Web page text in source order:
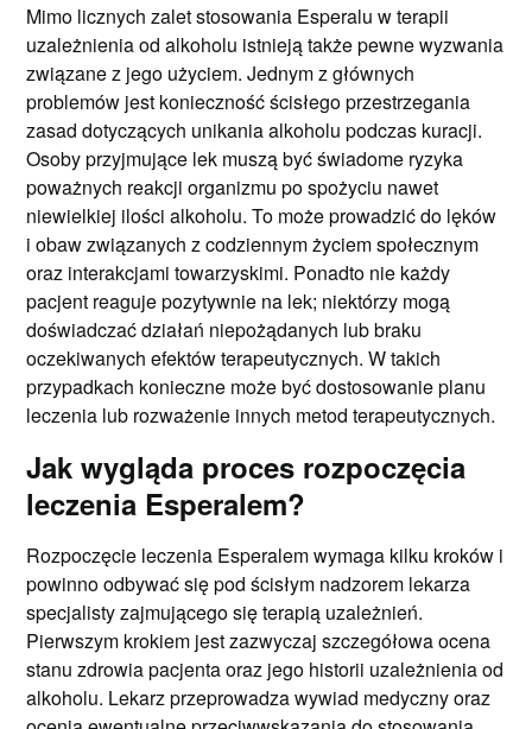
Mimo licznych zalet stosowania Esperalu w terapii
uzależnienia od alkoholu istnieją także pewne wyzwania
związane z jego użyciem. Jednym z głównych
problemów jest konieczność ścisłego przestrzegania
zasad dotyczących unikania alkoholu podczas kuracji.
Osoby przyjmujące lek muszą być świadome ryzyka
poważnych reakcji organizmu po spożyciu nawet
niewielkiej ilości alkoholu. To może prowadzić do lęków
i obaw związanych z codziennym życiem społecznym
oraz interakcjami towarzyskimi. Ponadto nie każdy
pacjent reaguje pozytywnie na lek; niektórzy mogą
doświadczać działań niepożądanych lub braku
oczekiwanych efektów terapeutycznych. W takich
przypadkach konieczne może być dostosowanie planu
leczenia lub rozważenie innych metod terapeutycznych.
Jak wygląda proces rozpoczęcia
leczenia Esperalem?
Rozpoczęcie leczenia Esperalem wymaga kilku kroków i
powinno odbywać się pod ścisłym nadzorem lekarza
specjalisty zajmującego się terapią uzależnień.
Pierwszym krokiem jest zazwyczaj szczegółowa ocena
stanu zdrowia pacjenta oraz jego historii uzależnienia od
alkoholu. Lekarz przeprowadza wywiad medyczny oraz